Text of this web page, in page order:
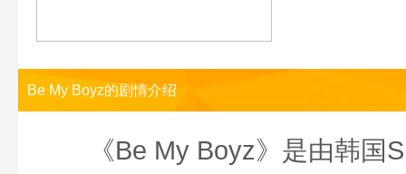
Be My Boyz的剧情介绍
《Be My Boyz》是由韩国